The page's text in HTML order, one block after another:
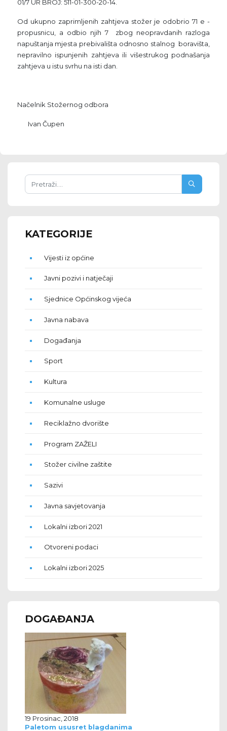
01/7 UR BROJ: 511-01-300-20-14.
Od ukupno zaprimljenih zahtjeva stožer je odobrio 71 e -
propusnicu, a odbio njih 7 zbog neopravdanih razloga
napuštanja mjesta prebivališta odnosno stalnog boravišta,
nepravilno ispunjenih zahtjeva ili višestrukog podnašanja
zahtjeva u istu svrhu na isti dan.
Načelnik Stožernog odbora
Ivan Čupen
KATEGORIJE
Vijesti iz općine
Javni pozivi i natječaji
Sjednice Općinskog vijeća
Javna nabava
Događanja
Sport
Kultura
Komunalne usluge
Reciklažno dvorište
Program ZAŽELI
Stožer civilne zaštite
Sazivi
Javna savjetovanja
Lokalni izbori 2021
Otvoreni podaci
Lokalni izbori 2025
DOGAĐANJA
19 Prosinac, 2018
Paletom ususret blagdanima